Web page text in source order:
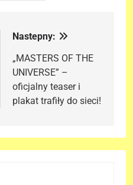
Nastepny:
„MASTERS OF THE
UNIVERSE” –
oficjalny teaser i
plakat trafiły do sieci!